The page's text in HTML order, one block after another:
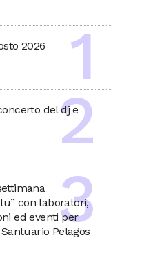
2026
del dj e
con laboratori,
ed eventi per
Pelagos